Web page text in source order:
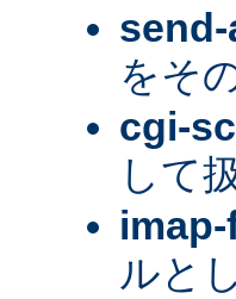
をそ
cgi-
して
ルと